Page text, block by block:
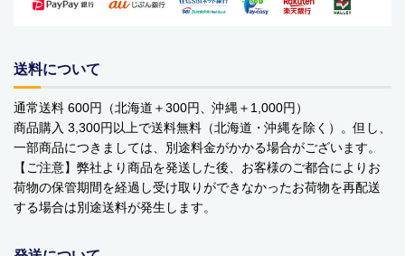
■Amaricoドッグフード グレインフリー成犬用（レッド）とグレイ
■ステイロイヤル グレインフリー ドッグフード
たしました。
輸送遅延のため入荷が遅れておりました。まことに申し訳ございま
せんでした。
送料について
通常送料 600円（北海道＋300円、沖縄＋1,000円）
商品購入 3,300円以上で送料無料（北海道・沖縄を除く）。但し、
一部商品につきましては、別途料金がかかる場合がございます。
【ご注意】弊社より商品を発送した後、お客様のご都合によりお
荷物の保管期間を経過し受け取りができなかったお荷物を再配送
する場合は別途送料が発生します。